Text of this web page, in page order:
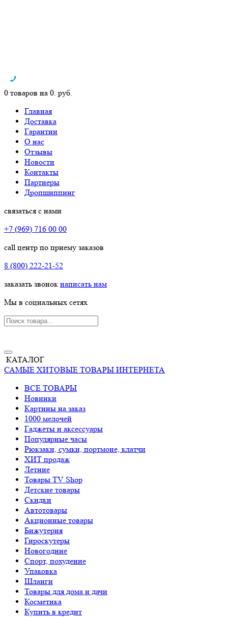
0 товаров на 0. руб.
Главная
Доставка
Гарантии
О нас
Отзывы
Новости
Контакты
Партнеры
Дропшиппинг
связаться с нами
+7 (969) 716 00 00
call центр по приему заказов
8 (800) 222-21-52
заказать звонок написать нам
Мы в социальных сетях
КАТАЛОГ
САМЫЕ ХИТОВЫЕ ТОВАРЫ ИНТЕРНЕТА
ВСЕ ТОВАРЫ
Новинки
Картины на заказ
1000 мелочей
Гаджеты и аксессуары
Популярные часы
Рюкзаки, сумки, портмоне, клатчи
ХИТ продаж
Летние
Товары TV Shop
Детские товары
Cкидки
Автотовары
Акционные товары
Бижутерия
Гироскутеры
Новогодние
Спорт, похудение
Упаковка
Шланги
Товары для дома и дачи
Косметика
Купить в кредит